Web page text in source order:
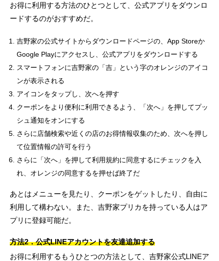
お得に利用する方法のひとつとして、公式アプリをダウンロ
ードするのがおすすめだ。
吉野家の公式サイトからダウンロードページの、App Storeか
Google Playにアクセスし、公式アプリをダウンロードする
スマートフォンに吉野家の「吉」という字のオレンジのアイコ
ンが表示される
アイコンをタップし、次へを押す
クーポンをより便利に利用できるよう、「次へ」を押してプッ
シュ通知をオンにする
さらに店舗検索や近くの店のお得情報収集のため、次へを押し
て位置情報の許可を行う
さらに「次へ」を押して利用規約に同意するにチェックを入
れ、オレンジの同意するを押せば終了だ
あとはメニューを見たり、クーポンをゲットしたり、自由に
利用して構わない。また、吉野家プリカを持っている人はア
プリに登録可能だ。
方法2．公式LINEアカウントを友達追加する
お得に利用するもうひとつの方法として、吉野家公式LINEア